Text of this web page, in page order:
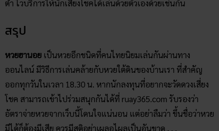
อัตโนมัติที่ทันสมัยที่สุด ซึ่งนอกจากหวยฮานอยแล้ว ยังมีหวยทุก
ชนิดให้คุณเลือกเล่น เช่น หวยรัฐบาล,หวยยี่กี, หวยลาว, และ หวย
หุ้น ด้วยอัตราการจ่ายที่สูงที่สุด แถมมีเกมส์ เป่ายิงฉุบ หัวก้อย สูง
ต่ำ ไวบริการให้นักเสี่ยงโชคได้เล่นด้วยตัวเองด้วยเช่นกัน
สรุป
หวยฮานอย เป็นหวยอีกชนิดที่คนไทยนิยมเล่นกันผ่านทาง